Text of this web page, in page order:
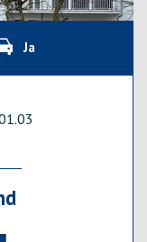
Ja